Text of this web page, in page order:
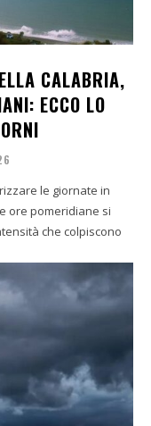
CALABRIA,
ECCO LO
le giornate in
ore pomeridiane si
che colpiscono